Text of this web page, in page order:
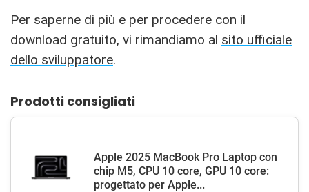
Per saperne di più e per procedere con il
download gratuito, vi rimandiamo al sito ufficiale
dello sviluppatore.
Prodotti consigliati
Apple 2025 MacBook Pro Laptop con
chip M5, CPU 10 core, GPU 10 core:
progettato per Apple...